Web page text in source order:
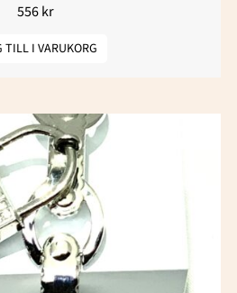
556kr
TILL I VARUKORG